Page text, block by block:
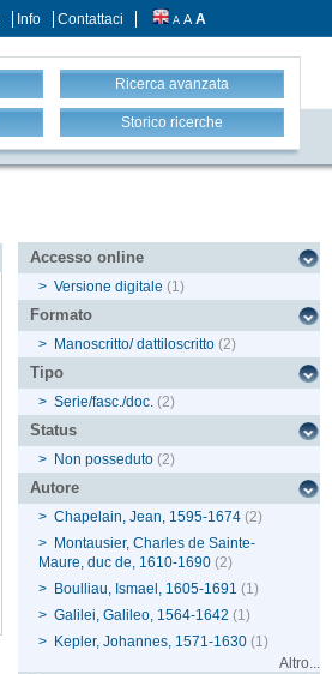
Info Contattaci A A A
Ricerca avanzata
Storico ricerche
Accesso online
> Versione digitale (1)
Formato
> Manoscritto/ dattiloscritto (2)
Tipo
> Serie/fasc./doc. (2)
Status
> Non posseduto (2)
Autore
> Chapelain, Jean, 1595-1674 (2)
> Montausier, Charles de Sainte-
Maure, duc de, 1610-1690 (2)
> Boulliau, Ismael, 1605-1691 (1)
> Galilei, Galileo, 1564-1642 (1)
> Kepler, Johannes, 1571-1630 (1)
Altro...